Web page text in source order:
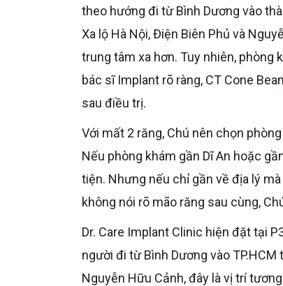
theo hướng đi từ Bình Dương vào
Xa lộ Hà Nội, Điện Biên Phủ và
trung tâm xa hơn. Tuy nhiên, phòng
bác sĩ Implant rõ ràng, CT Cone
sau điều trị.
Với mất 2 răng, Chú nên chọn phòng khám vừa thuận đường đi, vừa đủ năng lực chuyên sâu Implant.
Nếu phòng khám gần Dĩ An hoặc
tiện. Nhưng nếu chỉ gần về địa lý
không nói rõ mão răng sau cùng,
Dr. Care Implant Clinic hiện đặt tại P3-0.SH08, Park 3, Vinhomes Central Park, khu vực Bình Thạnh. Với
người đi từ Bình Dương vào
Nguyễn Hữu Cảnh, đây là vị trí